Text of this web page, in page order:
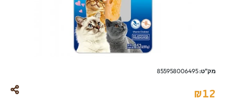
מק"ט:855958006495
₪12